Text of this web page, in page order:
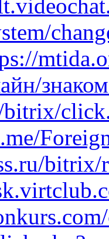
bitrix/
bitrix/